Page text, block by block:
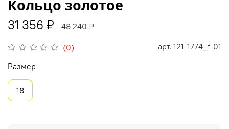
(0) арт. 121-1774_f-01
Кольцо золотое
31 356 ₽ 48 240 ₽
Размер
18